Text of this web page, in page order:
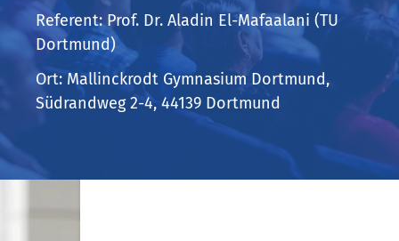
Referent: Prof. Dr. Aladin El-Mafaalani (TU
Dortmund)
Ort: Mallinckrodt Gymnasium Dortmund,
Südrandweg 2-4, 44139 Dortmund
KARRIERE
#WIRSINDNAH